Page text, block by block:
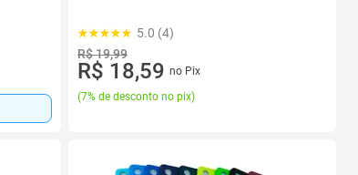
5.0 (4)
R$ 19,99
R$ 18,59 no Pix
(7% de desconto no pix)